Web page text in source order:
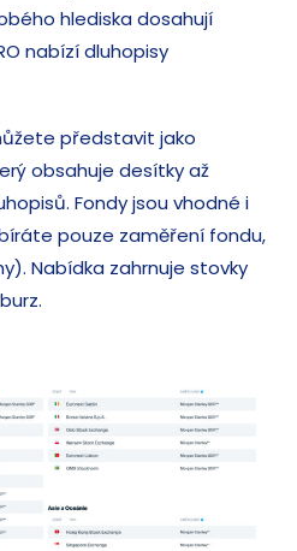
hlediska dosahují
nabízí dluhopisy
představit jako
obsahuje desítky až
Fondy jsou vhodné i
pouze zaměření fondu,
Nabídka zahrnuje stovky